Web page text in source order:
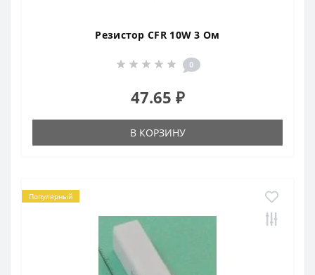
Резистор CFR 10W 3 Ом
0
47.65 ₽
В КОРЗИНУ
Популярный